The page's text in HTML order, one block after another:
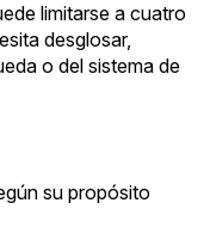
limitarse a cuatro
desglosar,
o del sistema de
su propósito